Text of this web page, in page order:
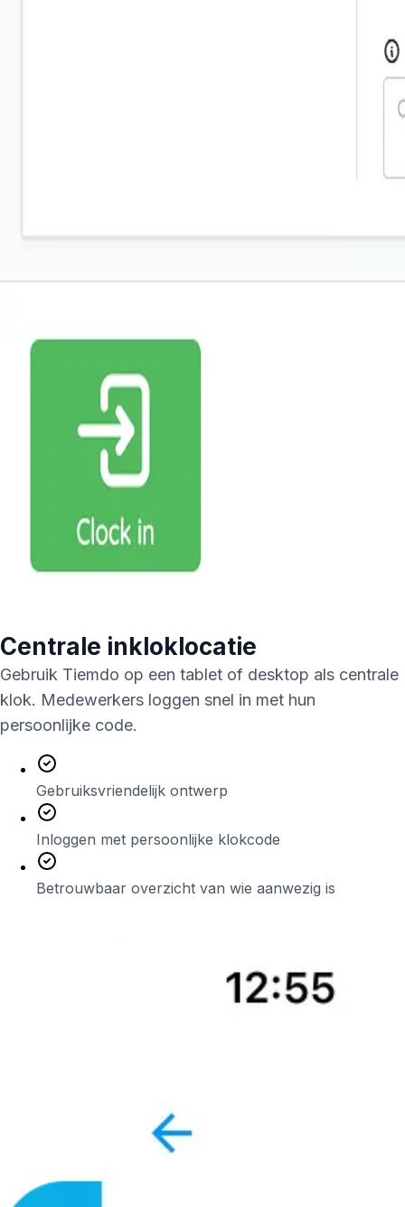
Centrale inkloklocatie
Gebruik Tiemdo op een tablet of desktop als centrale
klok. Medewerkers loggen snel in met hun
persoonlijke code.
Gebruiksvriendelijk ontwerp
Inloggen met persoonlijke klokcode
Betrouwbaar overzicht van wie aanwezig is